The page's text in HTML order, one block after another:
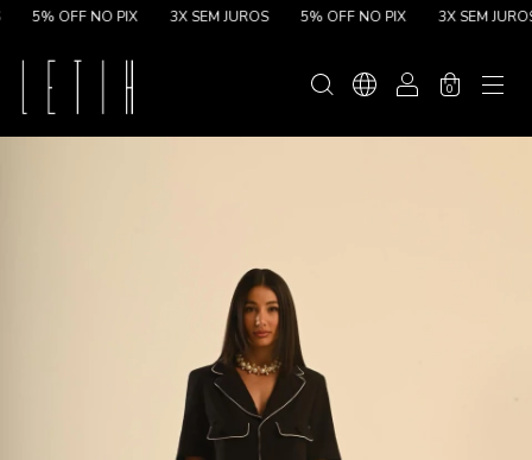
5% OFF NO PIX 3X SEM JUROS 5% OFF NO PIX 3X SEM JUROS
0